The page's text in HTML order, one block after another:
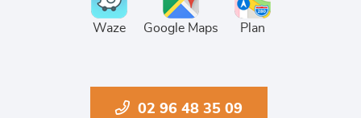
Waze Google Maps Plan
02 96 48 35 09